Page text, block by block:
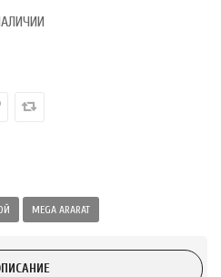
MEGA ARARAT